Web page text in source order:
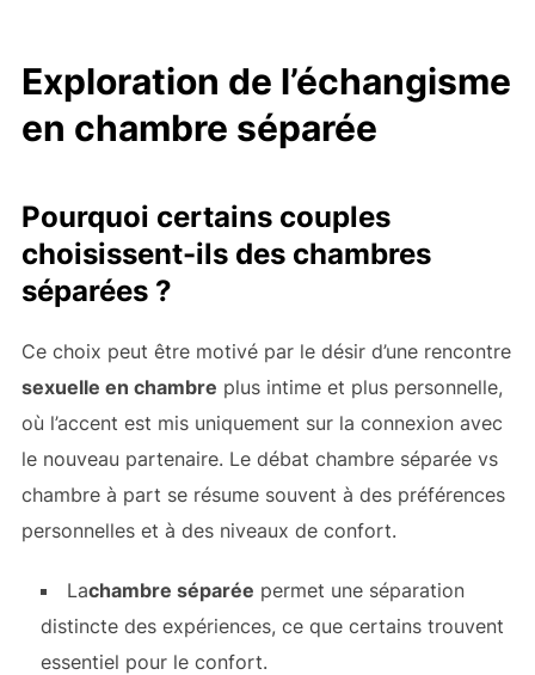
Exploration de l’échangisme
en chambre séparée
Pourquoi certains couples
choisissent-ils des chambres
séparées ?
Ce choix peut être motivé par le désir d’une rencontre
sexuelle en chambre plus intime et plus personnelle,
où l’accent est mis uniquement sur la connexion avec
le nouveau partenaire. Le débat chambre séparée vs
chambre à part se résume souvent à des préférences
personnelles et à des niveaux de confort.
Lachambre séparée permet une séparation
distincte des expériences, ce que certains trouvent
essentiel pour le confort.